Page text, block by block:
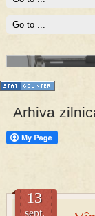
PRESA
Permise pentru
Prima mea
Averea
conturi secrete
Arhiva
13
sept.